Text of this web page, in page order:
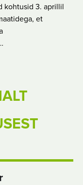
kohtusid 3. aprillil
et